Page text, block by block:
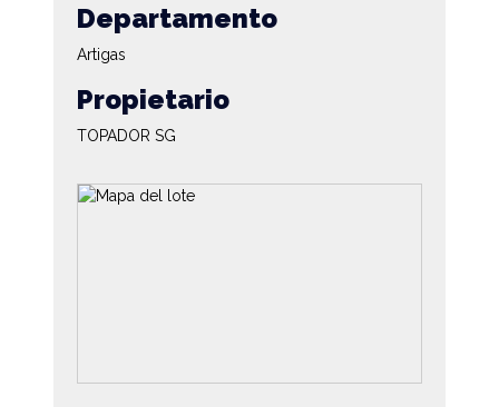
Departamento
Artigas
Propietario
TOPADOR SG